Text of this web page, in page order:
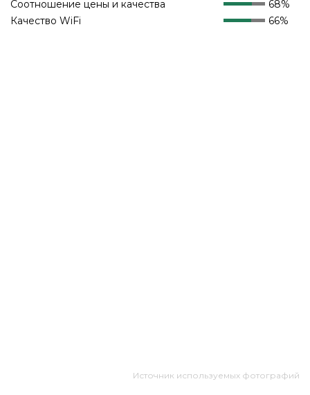
Соотношение цены и качества
68%
Качество WiFi
66%
Источник используемых фотографий